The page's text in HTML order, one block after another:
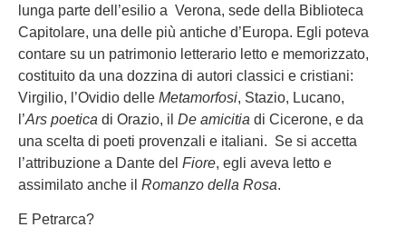
lunga parte dell’esilio a Verona, sede della Biblioteca
Capitolare, una delle più antiche d’Europa. Egli poteva
contare su un patrimonio letterario letto e memorizzato,
costituito da una dozzina di autori classici e cristiani:
Virgilio, l’Ovidio delle Metamorfosi, Stazio, Lucano,
l’Ars poetica di Orazio, il De amicitia di Cicerone, e da
una scelta di poeti provenzali e italiani. Se si accetta
l’attribuzione a Dante del Fiore, egli aveva letto e
assimilato anche il Romanzo della Rosa.
E Petrarca?